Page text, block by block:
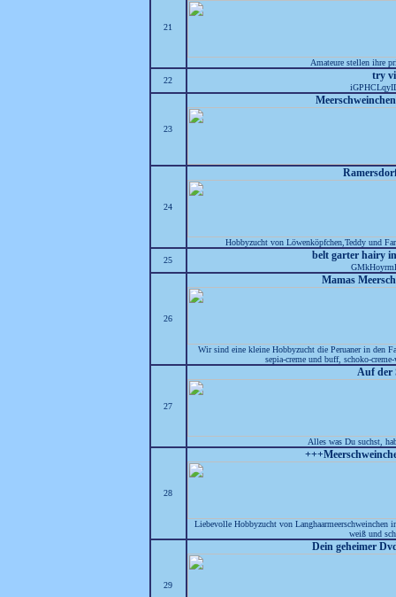
21
Amateure stellen ihre
22
try
23
24
Hobbyzucht von Löwenköpfchen,Teddy und
25
belt garter hairy
26
Mamas
Wir sind eine kleine Hobbyzucht die Peruaner in den
sepia-creme und buff, schoko-
27
Auf der
Alles was Du suchst,
28
Liebevolle Hobbyzucht von
weiß und
29
Dein geheimer